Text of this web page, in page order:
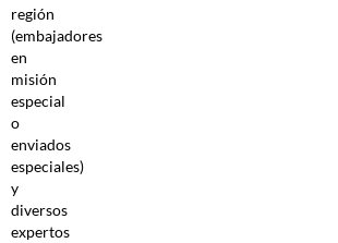
región
(embajadores
en
misión
especial
o
enviados
especiales)
y
diversos
expertos